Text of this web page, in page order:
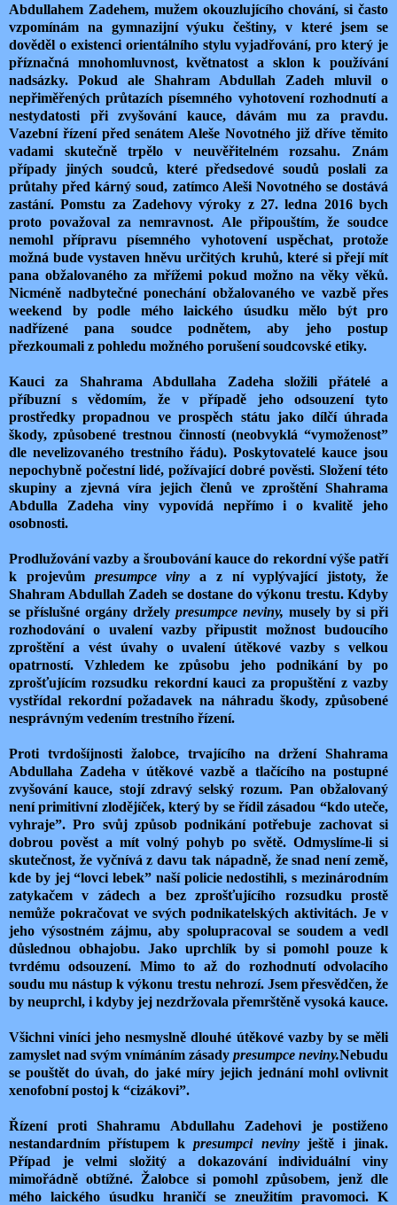
Abdullahem Zadehem, mužem okouzlujícího chování, si často
vzpomínám na gymnazijní výuku češtiny, v které jsem se
dověděl o existenci orientálního stylu vyjadřování, pro který je
příznačná mnohomluvnost, květnatost a sklon k používání
nadsázky. Pokud ale Shahram Abdullah Zadeh mluvil o
nepřiměřených průtazích písemného vyhotovení rozhodnutí a
nestydatosti při zvyšování kauce, dávám mu za pravdu.
Vazební řízení před senátem Aleše Novotného již dříve těmito
vadami skutečně trpělo v neuvěřitelném rozsahu. Znám
případy jiných soudců, které předsedové soudů poslali za
průtahy před kárný soud, zatímco Aleši Novotného se dostává
zastání. Pomstu za Zadehovy výroky z 27. ledna 2016 bych
proto považoval za nemravnost. Ale připouštím, že soudce
nemohl přípravu písemného vyhotovení uspěchat, protože
možná bude vystaven hněvu určitých kruhů, které si přejí mít
pana obžalovaného za mřížemi pokud možno na věky věků.
Nicméně nadbytečné ponechání obžalovaného ve vazbě přes
weekend by podle mého laického úsudku mělo být pro
nadřízené pana soudce podnětem, aby jeho postup
přezkoumali z pohledu možného porušení soudcovské etiky.
Kauci za Shahrama Abdullaha Zadeha složili přátelé a
příbuzní s vědomím, že v případě jeho odsouzení tyto
prostředky propadnou ve prospěch státu jako dílčí úhrada
škody, způsobené trestnou činností (neobvyklá “vymoženost”
dle nevelizovaného trestního řádu). Poskytovatelé kauce jsou
nepochybně počestní lidé, požívající dobré pověsti. Složení této
skupiny a zjevná víra jejich členů ve zproštění Shahrama
Abdulla Zadeha viny vypovídá nepřímo i o kvalitě jeho
osobnosti.
Prodlužování vazby a šroubování kauce do rekordní výše patří
k projevům presumpce viny a z ní vyplývající jistoty, že
Shahram Abdullah Zadeh se dostane do výkonu trestu. Kdyby
se příslušné orgány držely presumpce neviny, musely by si při
rozhodování o uvalení vazby připustit možnost budoucího
zproštění a vést úvahy o uvalení útěkové vazby s velkou
opatrností. Vzhledem ke způsobu jeho podnikání by po
zprošťujícím rozsudku rekordní kauci za propuštění z vazby
vystřídal rekordní požadavek na náhradu škody, způsobené
nesprávným vedením trestního řízení.
Proti tvrdošíjnosti žalobce, trvajícího na držení Shahrama
Abdullaha Zadeha v útěkové vazbě a tlačícího na postupné
zvyšování kauce, stojí zdravý selský rozum. Pan obžalovaný
není primitivní zlodějíček, který by se řídil zásadou “kdo uteče,
vyhraje”. Pro svůj způsob podnikání potřebuje zachovat si
dobrou pověst a mít volný pohyb po světě. Odmyslíme-li si
skutečnost, že vyčnívá z davu tak nápadně, že snad není země,
kde by jej “lovci lebek” naší policie nedostihli, s mezinárodním
zatykačem v zádech a bez zprošťujícího rozsudku prostě
nemůže pokračovat ve svých podnikatelských aktivitách. Je v
jeho výsostném zájmu, aby spolupracoval se soudem a vedl
důslednou obhajobu. Jako uprchlík by si pomohl pouze k
tvrdému odsouzení. Mimo to až do rozhodnutí odvolacího
soudu mu nástup k výkonu trestu nehrozí. Jsem přesvědčen, že
by neuprchl, i kdyby jej nezdržovala přemrštěně vysoká kauce.
Všichni viníci jeho nesmyslně dlouhé útěkové vazby by se měli
zamyslet nad svým vnímáním zásady presumpce neviny.Nebudu
se pouštět do úvah, do jaké míry jejich jednání mohl ovlivnit
xenofobní postoj k “cizákovi”.
Řízení proti Shahramu Abdullahu Zadehovi je postiženo
nestandardním přístupem kpresumpci neviny ještě i jinak.
Případ je velmi složitý a dokazování individuální viny
mimořádně obtížné. Žalobce si pomohl způsobem, jenž dle
mého laického úsudku hraničí se zneužitím pravomoci. K